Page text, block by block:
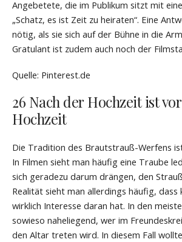
Angebetete, die im Publikum sitzt mit
„Schatz, es ist Zeit zu heiraten“. Eine
nötig, als sie sich auf der Bühne in die
Gratulant ist zudem auch noch der
Quelle: Pinterest.de
26 Nach der Hochzeit ist
Hochzeit
Die Tradition des Brautstrauß-Werfens
In Filmen sieht man häufig eine Traube
sich geradezu darum drängen, den
Realität sieht man allerdings häufig, dass
wirklich Interesse daran hat. In den
sowieso naheliegend, wer im
den Altar treten wird. In diesem Fall